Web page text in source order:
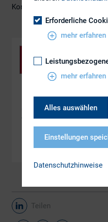
Konferenz ein.
DOWNLOAD
6.1 Aktien- und
Transformation und
Teilen
Erforderliche
mehr erfahren
mehr erfahren
Alles auswählen
Einstellungen
Datenschutzhinweise